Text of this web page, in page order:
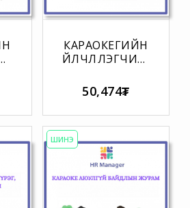
КАРАОКЕГИЙН
ҮЙЛЧЛҮҮЛЭГЧИЙН
ХОРИГЛОХ
ЖУРАМ
50,474₮
ШИНЭ